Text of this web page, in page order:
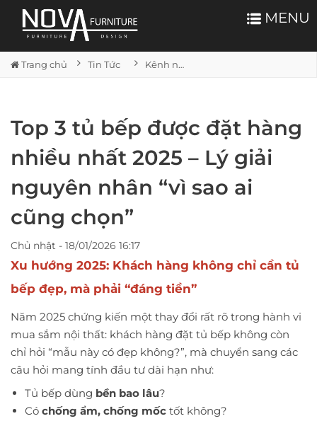
MENU
Trang chủ Tin Tức Kênh nội thất
Top 3 tủ bếp được đặt hàng
nhiều nhất 2025 – Lý giải
nguyên nhân “vì sao ai
cũng chọn”
Chủ nhật - 18/01/2026 16:17
Xu hướng 2025: Khách hàng không chỉ cần tủ
bếp đẹp, mà phải “đáng tiền”
Năm 2025 chứng kiến một thay đổi rất rõ trong hành vi
mua sắm nội thất: khách hàng đặt tủ bếp không còn
chỉ hỏi “mẫu này có đẹp không?”, mà chuyển sang các
câu hỏi mang tính đầu tư dài hạn như:
Tủ bếp dùng bền bao lâu?
Có chống ẩm, chống mốc tốt không?